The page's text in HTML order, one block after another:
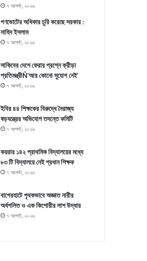
৭ আগস্ট, ২০২৬
গণভোটের অধিকার চুরি করেছে সরকার :
নাহিদ ইসলাম
৭ আগস্ট, ২০২৬
সাকিবের দেশে ফেরার প্রশ্নে ক্রীড়া
প্রতিমন্ত্রীÑ‘আর কোনো সুযোগ নেই’
৭ আগস্ট, ২০২৬
ইবির ৪৪ শিক্ষকের বিরুদ্ধে নৈরাজ্য
ষড়যন্ত্রের অভিযোগ তদন্তে কমিটি
৭ আগস্ট, ২০২৬
কয়রার ১৪২ প্রাথমিক বিদ্যালয়ের মধ্যে
৮৩ টি বিদ্যালয়ে নেই প্রধান শিক্ষক
৭ আগস্ট, ২০২৬
বাগেরহাটে পৃথকভাবে অজ্ঞাত নারীর
অর্ধগলিত ও এক কিশোরীর লাশ উদ্ধার
৭ আগস্ট, ২০২৬